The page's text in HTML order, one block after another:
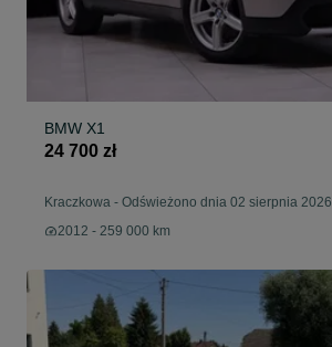
BMW X1
24 700 zł
Kraczkowa - Odświeżono dnia 02 sierpnia 2026
2012 - 259 000 km